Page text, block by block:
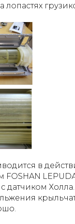
лопастях
в
датчиком